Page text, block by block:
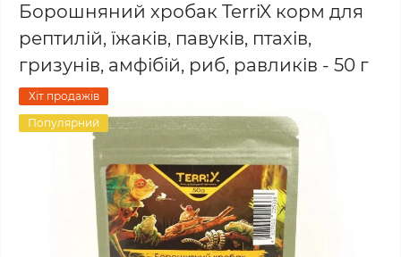
Борошняний хробак TerriX корм для
рептилій, їжаків, павуків, птахів,
гризунів, амфібій, риб, равликів - 50 г
Хіт продажів
Популярний